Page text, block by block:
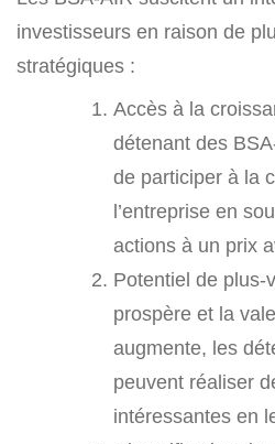
investisseurs en raison de
stratégiques :
Accès à la
détenant des
de participer à la
l’entreprise en
actions à un prix
Potentiel de plus-
prospère et la
augmente, les
peuvent réaliser
intéressantes en